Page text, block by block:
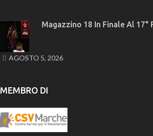
Magazzino 18 In Finale Al
AGOSTO 5, 2026
MEMBRO DI